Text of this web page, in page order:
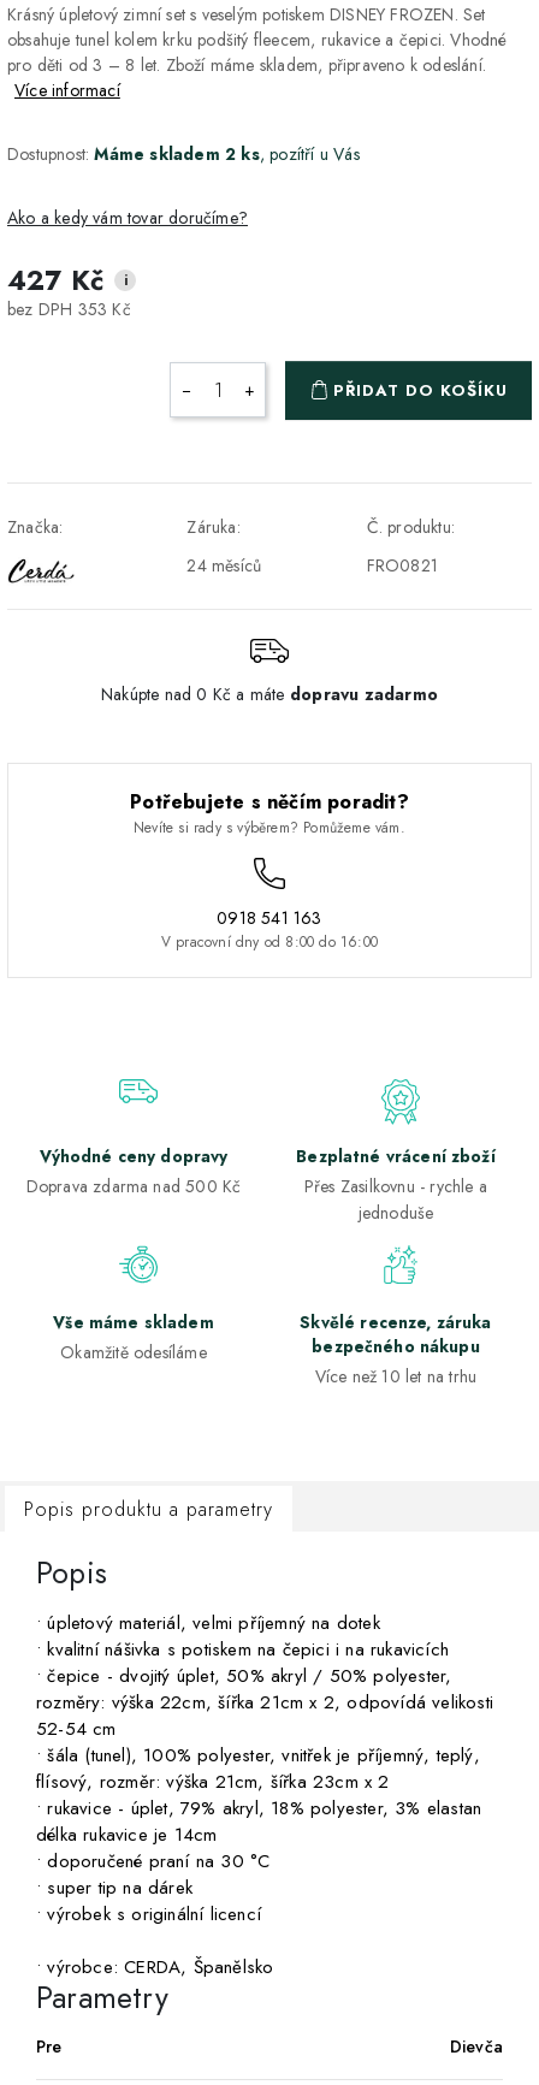
Krásný úpletový zimní set s veselým potiskem DISNEY FROZEN. Set
obsahuje tunel kolem krku podšitý fleecem, rukavice a čepici. Vhodné
pro děti od 3 – 8 let. Zboží máme skladem, připraveno k odeslání.
Více informací
Dostupnost:Máme skladem 2 ks, pozítří u Vás
Ako a kedy vám tovar doručíme?
DPD Home - doručenie
na adresu
DPD - Odberné miesto
1-2 pracovné dni ZDARMA
427 Kč i
bez DPH 353 Kč
− + PŘIDAT DO KOŠÍKU
Značka:
Záruka:
24 měsíců
Č. produktu:
FRO0821
Nakúpte nad 0 Kč a máte dopravu zadarmo
Potřebujete s něčím poradit?
Nevíte si rady s výběrem? Pomůžeme vám.
0918 541 163
V pracovní dny od 8:00 do 16:00
Výhodné ceny dopravy
Doprava zdarma nad 500 Kč
Bezplatné vrácení zboží
Přes Zasilkovnu - rychle a
jednoduše
Vše máme skladem
Okamžitě odesíláme
Skvělé recenze, záruka
bezpečného nákupu
Více než 10 let na trhu
Popis produktu a parametry
Popis
• úpletový materiál, velmi příjemný na dotek
• kvalitní nášivka s potiskem na čepici i na rukavicích
• čepice - dvojitý úplet, 50% akryl / 50% polyester,
rozměry: výška 22cm, šířka 21cm x 2, odpovídá velikosti
52-54 cm
• šála (tunel), 100% polyester, vnitřek je příjemný, teplý,
flísový, rozměr: výška 21cm, šířka 23cm x 2
• rukavice - úplet, 79% akryl, 18% polyester, 3% elastan
délka rukavice je 14cm
• doporučené praní na 30 °C
• super tip na dárek
• výrobek s originální licencí
• výrobce: CERDA, Španělsko
Parametry
Pre Dievča